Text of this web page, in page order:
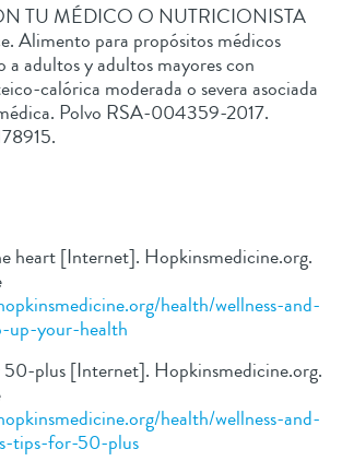
TU MÉDICO O NUTRICIONISTA
Alimento para propósitos médicos
a adultos y adultos mayores con
calórica moderada o severa asociada
Polvo RSA-004359-2017.
heart [Internet]. Hopkinsmedicine.org.
health/wellness-and-
up-your-health
50-plus [Internet]. Hopkinsmedicine.org.
health/wellness-and-
tips-for-50-plus